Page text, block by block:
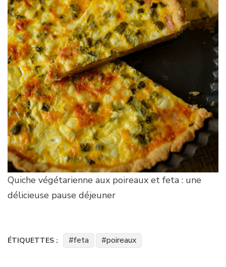
Quiche végétarienne aux poireaux et feta : une
délicieuse pause déjeuner
ÉTIQUETTES : feta poireaux